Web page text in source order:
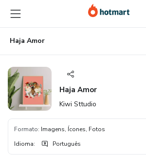
para
o
conteúdo
principal
para
o
pagamento
para
o
rodapé
Haja Amor
Haja Amor
Kiwi Sttudio
Formato: Imagens, Ícones, Fotos
Idioma: Português